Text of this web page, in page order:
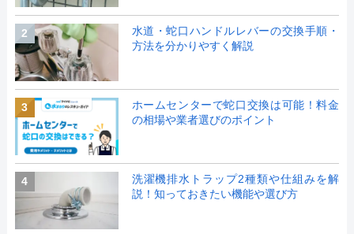
2
水道・蛇口ハンドルレバーの交換手順・
方法を分かりやすく解説
3
ホームセンターで蛇口交換は可能！料金
の相場や業者選びのポイント
4
洗濯機排水トラップ2種類や仕組みを解
説！知っておきたい機能や選び方